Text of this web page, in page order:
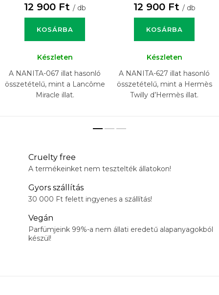
12 900 Ft / db
KOSÁRBA
Készleten
A NANITA-067 illat hasonló
összetételű, mint a Lancôme
Miracle illat.
12 900 Ft / db
KOSÁRBA
Készleten
A NANITA-627 illat hasonló
összetételű, mint a Hermès
Twilly d’Hermès illat.
Cruelty free
A termékeinket nem tesztelték állatokon!
Gyors szállítás
30 000 Ft felett ingyenes a szállítás!
Vegán
Parfümjeink 99%-a nem állati eredetű alapanyagokból
készül!